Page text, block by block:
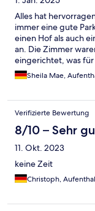
Alles hat
immer eine gute
einen Hof als auch
an. Die Zimmer
eingerichtet, was
Mein Fazit: Ich
Alles ist bequem zu
Unterhaltung,
Sportangeboten wie
Darüber hinaus lädt
Richtung Innenstadt
direkt vor dem
gelangt. Die Lage ist
Hafenpark.
Sheila Mae,
Verifizierte Bewertung
8/10 – Sehr
11. Okt. 2023
keine Zeit
Christoph,